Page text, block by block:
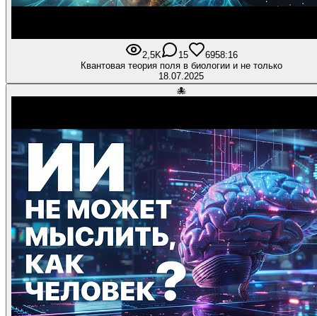
2,5K 15 6958:16
Квантовая теория поля в биологии и не только
18.07.2025
🐙